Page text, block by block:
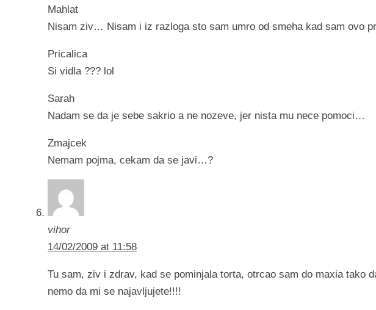
Mahlat
Nisam ziv… Nisam i iz razloga sto sam umro od smeha kad sam ovo
Pricalica
Si vidla ??? lol
Sarah
Nadam se da je sebe sakrio a ne nozeve, jer nista mu nece pomoci…
Zmajcek
Nemam pojma, cekam da se javi…?
vihor
14/02/2009 at 11:58
Tu sam, ziv i zdrav, kad se pominjala torta, otrcao sam do maxia tako
nemo da mi se najavljujete!!!!